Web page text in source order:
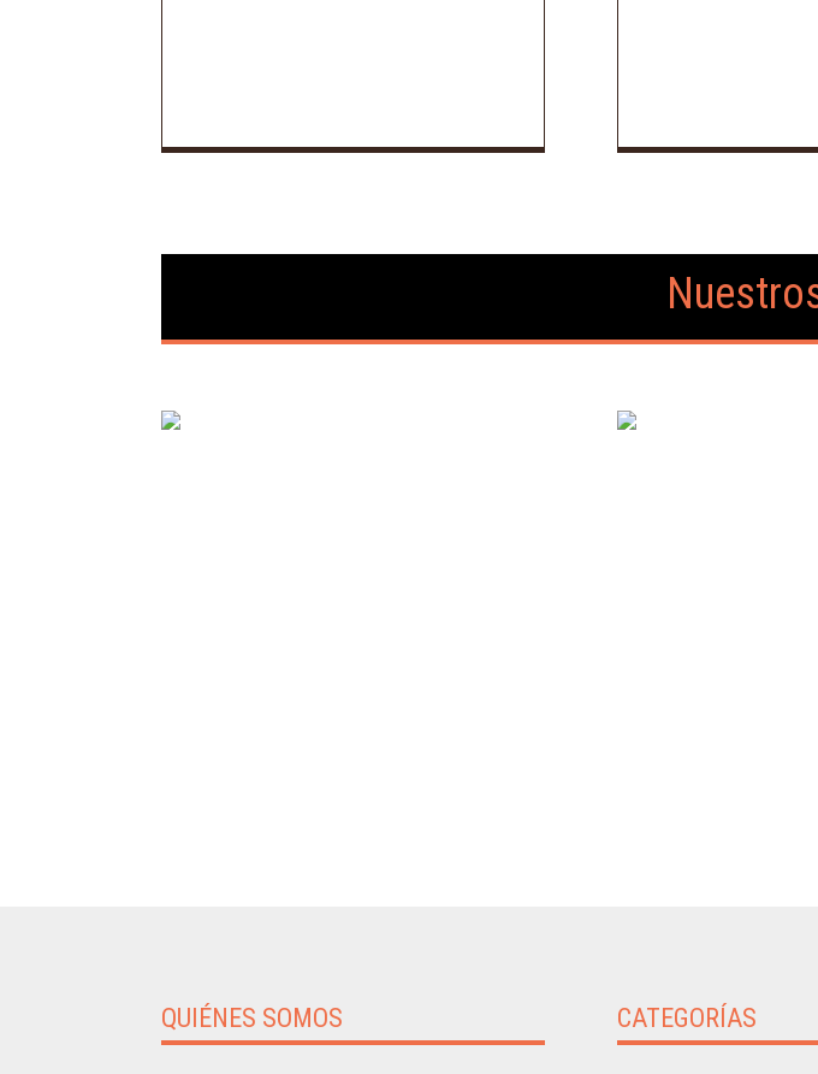
QUIÉNES SOMOS CATEGORÍAS